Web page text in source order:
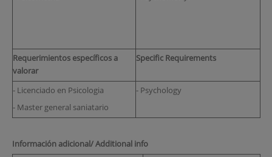
Requerimientos específicos a
valorar
Specific Requirements
- Licenciado en Psicologia
- Master general saniatario
- Psychology
Información adicional/ Additional info